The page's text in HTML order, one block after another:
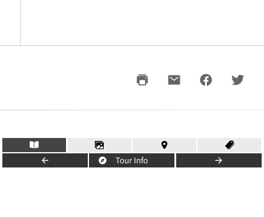
Tour Info